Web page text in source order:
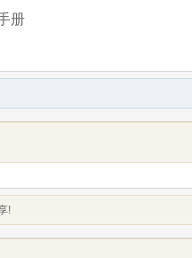
册
!